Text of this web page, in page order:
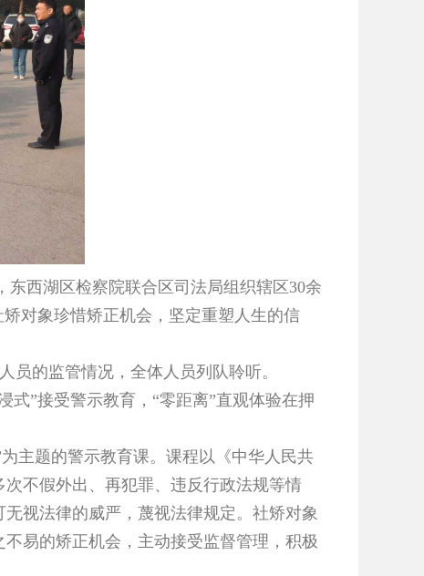
西湖区检察院联合区司法局组织辖区30余
对象珍惜矫正机会，坚定重塑人生的信
的监管情况，全体人员列队聆听。
式”接受警示教育，“零距离”直观体验在押
主题的警示教育课。课程以《中华人民共
不假外出、再犯罪、违反行政法规等情
视法律的威严，蔑视法律规定。社矫对象
易的矫正机会，主动接受监督管理，积极